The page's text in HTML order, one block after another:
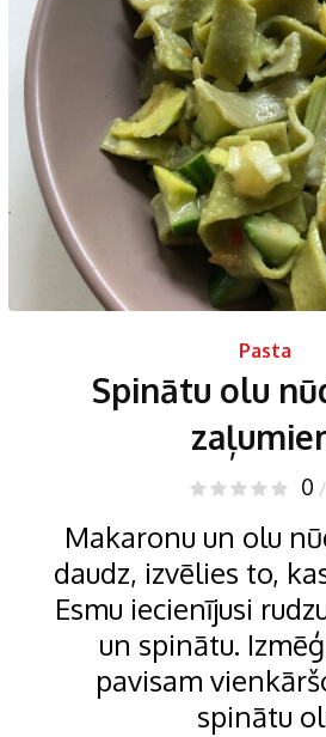
Pasta
Spinātu olu
0
Makaronu un olu
daudz, izvēlies to,
Esmu iecienījusi
un spinātu.
pavisam
spinātu